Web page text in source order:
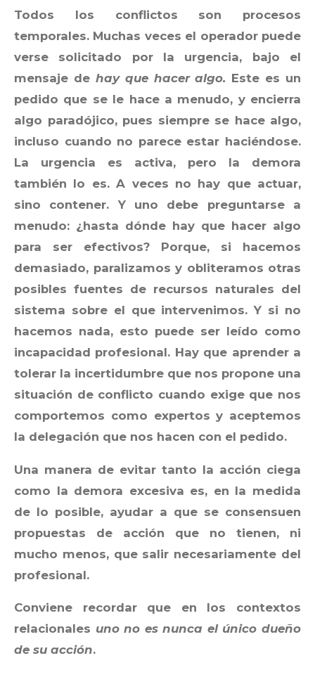
Todos los conflictos son procesos
temporales. Muchas veces el operador puede
verse solicitado por la urgencia, bajo el
mensaje de hay que hacer algo. Este es un
pedido que se le hace a menudo, y encierra
algo paradójico, pues siempre se hace algo,
incluso cuando no parece estar haciéndose.
La urgencia es activa, pero la demora
también lo es. A veces no hay que actuar,
sino contener. Y uno debe preguntarse a
menudo: ¿hasta dónde hay que hacer algo
para ser efectivos? Porque, si hacemos
demasiado, paralizamos y obliteramos otras
posibles fuentes de recursos naturales del
sistema sobre el que intervenimos. Y si no
hacemos nada, esto puede ser leído como
incapacidad profesional. Hay que aprender a
tolerar la incertidumbre que nos propone una
situación de conflicto cuando exige que nos
comportemos como expertos y aceptemos
la delegación que nos hacen con el pedido.
Una manera de evitar tanto la acción ciega
como la demora excesiva es, en la medida
de lo posible, ayudar a que se consensuen
propuestas de acción que no tienen, ni
mucho menos, que salir necesariamente del
profesional.
Conviene recordar que en los contextos
relacionales uno no es nunca el único dueño
de su acción.